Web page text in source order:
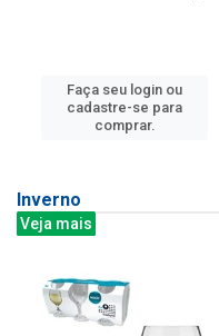
Faça seu login ou
cadastre-se para
comprar.
Inverno
Veja mais